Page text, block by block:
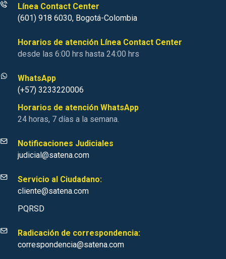
Línea Contact Center
(601) 918 6030, Bogotá-Colombia
Horarios de atención Línea Contact Center
desde las 6:00 hrs hasta 24:00 hrs
WhatsApp
(+57) 3233220006
Horarios de atención WhatsApp
24 horas, 7 días a la semana.
Notificaciones Judiciales
judicial@satena.com
Servicio al Ciudadano:
cliente@satena.com
PQRSD
Radicación de correspondencia:
correspondencia@satena.com